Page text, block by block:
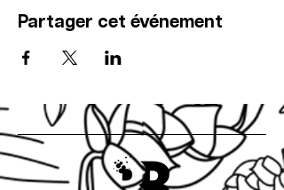
Partager cet événement